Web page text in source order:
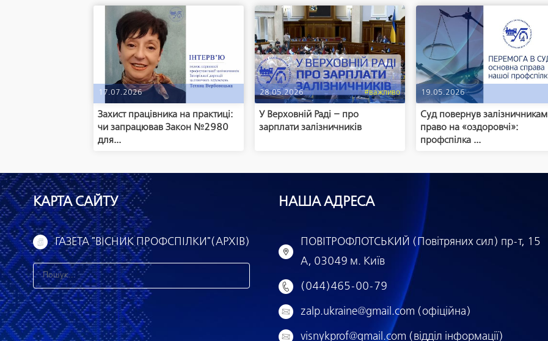
17.07.2026
Захист працівника на практиці:
чи запрацював Закон №2980
для...
28.05.2026 #важливо
У Верховній Раді – про
зарплати залізничників
19.05.2026
Суд повернув залізничникам
право на «оздоровчі»:
профспілка ...
КАРТА САЙТУ
ГАЗЕТА "ВІСНИК ПРОФСПІЛКИ"(АРХІВ)
З
н
а
й
НАША АДРЕСА
ПОВІТРОФЛОТСЬКИЙ (Повітряних сил) пр-т, 15
А, 03049 м. Київ
(044)465-00-79
zalp.ukraine@gmail.com (офіційна)
visnykprof@gmail.com (відділ інформації)